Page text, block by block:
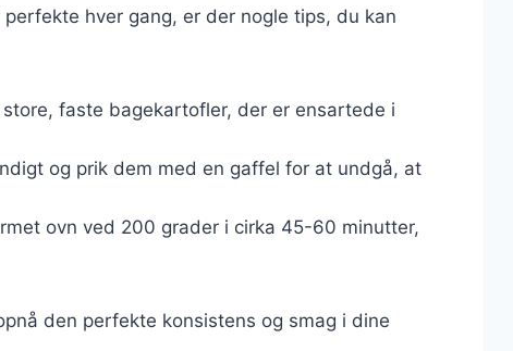
hver gang, er der nogle tips, du kan
faste bagekartofler, der er ensartede i
og prik dem med en gaffel for at undgå, at
ovn ved 200 grader i cirka 45-60 minutter,
den perfekte konsistens og smag i dine